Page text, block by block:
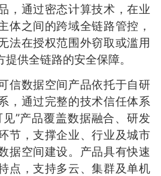
，通过密态计算技术，在业
体之间的跨域全链路管控，
法在授权范围外窃取或滥用
供全链路的安全保障。
数据空间产品依托于自研
，通过完整的技术信任体系
”产品覆盖数据融合、研发
节，支撑企业、行业及城市
据空间建设。产品具有快速
点，支持多云、集群及单机